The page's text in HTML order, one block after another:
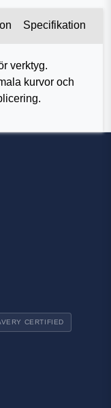
Specifikation
verktyg.
kurvor och
CERTIFIED